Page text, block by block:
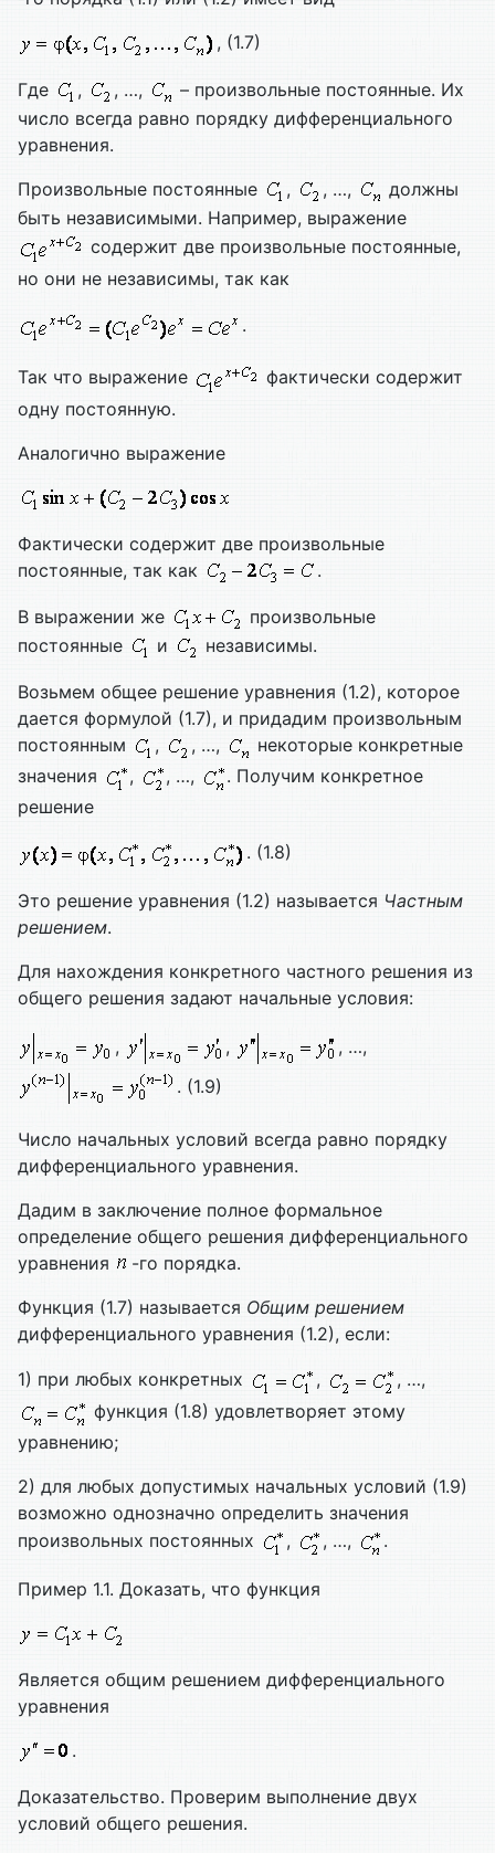
, (1.7)
Где , , …,
– произвольные постоянные. Их
число всегда равно порядку дифференциального
уравнения.
Произвольные постоянные
, , …,
должны
быть независимыми. Например, выражение
содержит две произвольные постоянные,
но они не независимы, так как
.
Так что выражение
фактически содержит
одну постоянную.
Аналогично выражение
Фактически содержит две произвольные
постоянные, так как
.
В выражении же
произвольные
постоянные
и независимы.
Возьмем общее решение уравнения (1.2), которое
дается формулой (1.7), и придадим произвольным
постоянным
, , …,
некоторые конкретные
значения
, , …,
. Получим конкретное
решение
. (1.8)
Это решение уравнения (1.2) называется Частным
решением.
Для нахождения конкретного частного решения из
общего решения задают начальные условия:
, ,
, …,
. (1.9)
Число начальных условий всегда равно порядку
дифференциального уравнения.
Дадим в заключение полное формальное
определение общего решения дифференциального
уравнения
-го порядка.
Функция (1.7) называется Общим решением
дифференциального уравнения (1.2), если:
1) при любых конкретных ,
, …,
функция (1.8) удовлетворяет этому
уравнению;
2) для любых допустимых начальных условий (1.9)
возможно однозначно определить значения
произвольных постоянных
, , …, .
Пример 1.1. Доказать, что функция
Является общим решением дифференциального
уравнения
.
Доказательство. Проверим выполнение двух
условий общего решения.